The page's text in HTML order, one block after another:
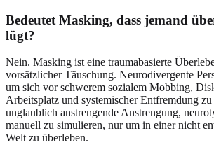
Bedeutet Masking, dass jemand
lügt?
Nein. Masking ist eine traumabasierte
vorsätzlicher Täuschung. Neurodivergente
um sich vor schwerem sozialem Mobbing,
Arbeitsplatz und systemischer Entfremdung
unglaublich anstrengende Anstrengung,
manuell zu simulieren, nur um in einer nicht
Welt zu überleben.